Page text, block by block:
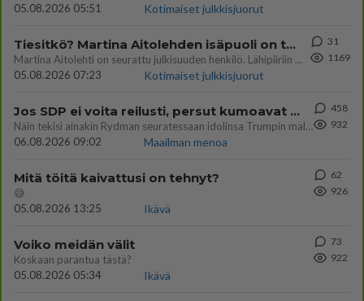
05.08.2026 05:51
Kotimaiset julkkisjuorut
Tiesitkö? Martina Aitolehden isäpuoli on tämä suosittu laulaja
Martina Aitolehti on seurattu julkisuuden henkilö. Lähipiiriin mahtuu muitakin tunnettuja henkilöitä. Tiesitkö, että Ma
05.08.2026 07:23
Kotimaiset julkkisjuorut
31
1169
Jos SDP ei voita reilusti, persut kumoavat demokratian Suomesta
Näin tekisi ainakin Rydman seuratessaan idolinsa Trumpin mallia https://www.is.fi/politiikka/art-2000012187244.html
06.08.2026 09:02
Maailman menoa
458
932
Mitä töitä kaivattusi on tehnyt?
😅
05.08.2026 13:25
Ikävä
62
926
Voiko meidän välit
Koskaan parantua tästä?
05.08.2026 05:34
Ikävä
73
922